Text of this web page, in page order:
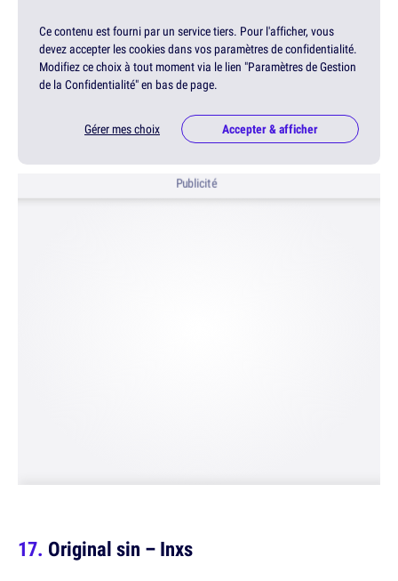
Ce contenu est fourni par un service tiers. Pour l'afficher, vous
devez accepter les cookies dans vos paramètres de confidentialité.
Modifiez ce choix à tout moment via le lien "Paramètres de Gestion
de la Confidentialité" en bas de page.
Gérer mes choix Accepter & afficher
Publicité
Original sin – Inxs